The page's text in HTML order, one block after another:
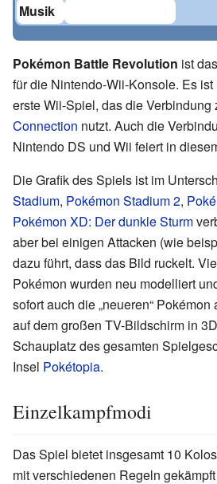
Musik
Pokémon Battle Revolution ist
für die Nintendo-Wii-Konsole. Es
erste Wii-Spiel, das die Verbindung
Connection nutzt. Auch die
Nintendo DS und Wii feiert in
Die Grafik des Spiels ist im
Stadium, Pokémon Stadium 2,
Pokémon XD: Der dunkle Sturm
aber bei einigen Attacken (wie
dazu führt, dass das Bild ruckelt.
Pokémon wurden neu modelliert
sofort auch die „neueren“ Pokémon
auf dem großen TV-Bildschirm in
Schauplatz des gesamten
Insel Pokétopia.
Einzelkampfmodi
Das Spiel bietet insgesamt 10
mit verschiedenen Regeln